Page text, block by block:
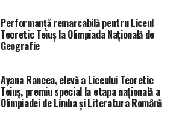
Performanță remarcabilă pentru Liceul
Teoretic Teiuș la Olimpiada Națională de
Geografie
Ayana Rancea, elevă a Liceului Teoretic
Teiuș, premiu special la etapa națională a
Olimpiadei de Limba și Literatura Română